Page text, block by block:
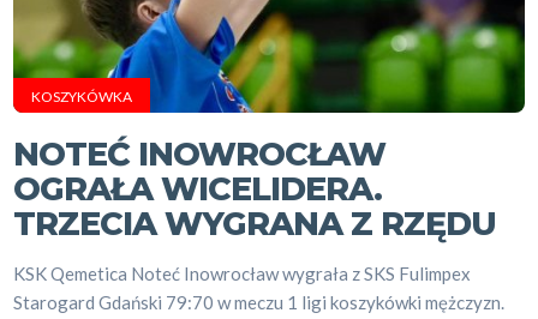
KOSZYKÓWKA
NOTEĆ INOWROCŁAW
OGRAŁA WICELIDERA.
TRZECIA WYGRANA Z RZĘDU
KSK Qemetica Noteć Inowrocław wygrała z SKS Fulimpex
Starogard Gdański 79:70 w meczu 1 ligi koszykówki mężczyzn.